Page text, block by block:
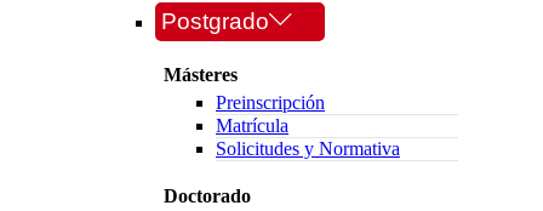
Postgrado
Másteres
Preinscripción
Matrícula
Solicitudes y Normativa
Doctorado